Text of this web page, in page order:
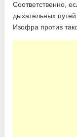
Соответственно,
дыхательных
Изофра против